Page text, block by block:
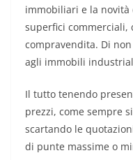
immobiliari e la
superfici commerciali,
compravendita. Di
agli immobili
Il tutto tenendo
prezzi, come sempre
scartando le
di punte massime o